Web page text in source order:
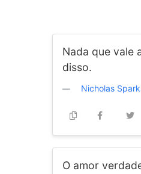
Nada que vale
disso.
Nicholas
O amor